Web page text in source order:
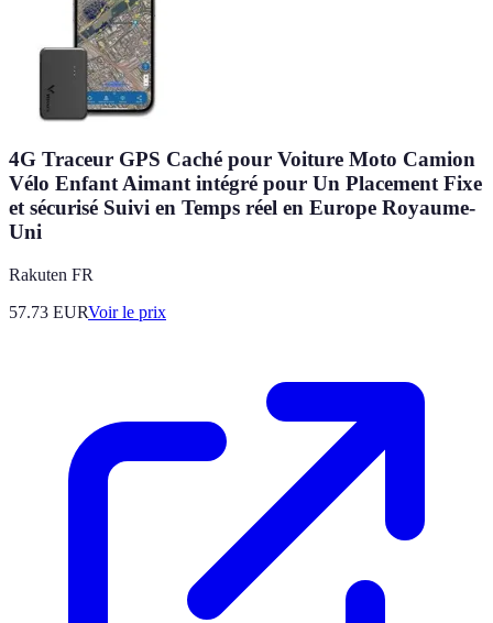
4G Traceur GPS Caché pour Voiture Moto Camion
Vélo Enfant Aimant intégré pour Un Placement Fixe
et sécurisé Suivi en Temps réel en Europe Royaume-
Uni
Rakuten FR
57.73 EURVoir le prix